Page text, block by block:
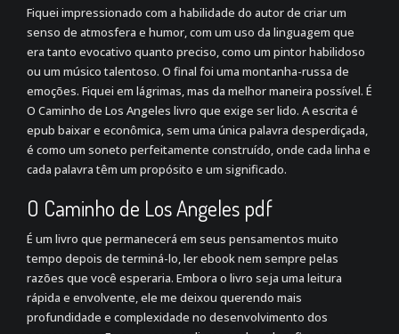
Fiquei impressionado com a habilidade do autor de criar um
senso de atmosfera e humor, com um uso da linguagem que
era tanto evocativo quanto preciso, como um pintor habilidoso
ou um músico talentoso. O final foi uma montanha-russa de
emoções. Fiquei em lágrimas, mas da melhor maneira possível. É
O Caminho de Los Angeles livro que exige ser lido. A escrita é
epub baixar e econômica, sem uma única palavra desperdiçada,
é como um soneto perfeitamente construído, onde cada linha e
cada palavra têm um propósito e um significado.
O Caminho de Los Angeles pdf
É um livro que permanecerá em seus pensamentos muito
tempo depois de terminá-lo, ler ebook nem sempre pelas
razões que você esperaria. Embora o livro seja uma leitura
rápida e envolvente, ele me deixou querendo mais
profundidade e complexidade no desenvolvimento dos